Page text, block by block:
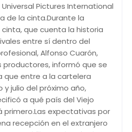
Pictures International
de la cinta.Durante la
que cuenta la historia
entre sí dentro del
Alfonso Cuarón,
productores, informó que se
que entre a la cartelera
y julio del próximo año,
a qué país del Viejo
expectativas por
recepción en el extranjero